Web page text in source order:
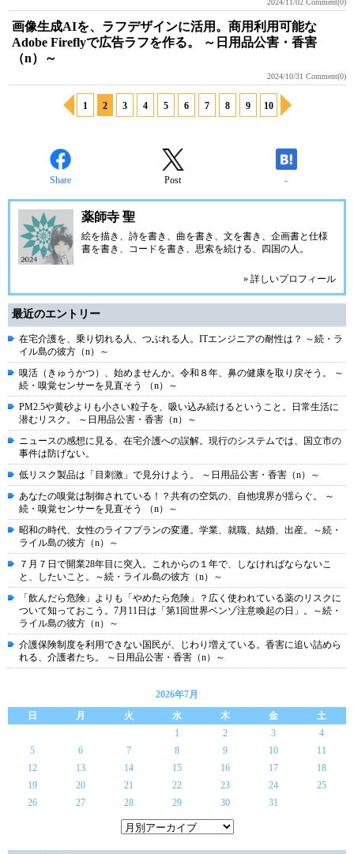
2024/11/02 Comment(0)
画像生成AIを、ラフデザインに活用。商用利用可能な
Adobe Fireflyで広告ラフを作る。 ～日用品公害・香害
（n）～
2024/10/31 Comment(0)
1 2 3 4 5 6 7 8 9 10
Share Post -
薬師寺 聖
絵を描き、詩を書き、曲を書き、文を書き、企画書と仕様
書を書き、コードを書き、思索を続ける、四国の人。
» 詳しいプロフィール
最近のエントリー
在宅介護を、乗り切れる人、つぶれる人。ITエンジニアの耐性は？ ～続・ラ
イル島の彼方（n）～
嗅活（きゅうかつ）、始めませんか。令和８年、鼻の健康を取り戻そう。 ～
続・嗅覚センサーを見直そう （n）～
PM2.5や黄砂よりも小さい粒子を、吸い込み続けるということ。日常生活に
潜むリスク。 ～日用品公害・香害（n）～
ニュースの感想に見る、在宅介護への誤解。現行のシステムでは、国立市の
事件は防げない。
低リスク製品は「目刺激」で見分けよう。 ～日用品公害・香害（n）～
あなたの嗅覚は制御されている！？共有の空気の、自他境界が揺らぐ。 ～
続・嗅覚センサーを見直そう （n）～
昭和の時代、女性のライフプランの変遷。学業、就職、結婚、出産。～続・
ライル島の彼方（n）～
７月７日で開業28年目に突入。これからの１年で、しなければならないこ
と、したいこと。～続・ライル島の彼方（n）～
「飲んだら危険」よりも「やめたら危険」？広く使われている薬のリスクに
ついて知っておこう。7月11日は「第1回世界ベンゾ注意喚起の日」。～続・
ライル島の彼方（n）～
介護保険制度を利用できない国民が、じわり増えている。香害に追い詰めら
れる、介護者たち。 ～日用品公害・香害（n）～
2026年7月
日
月 火 水 木 金
土
1
2 3
4
5
6 7 8 9 10
11
12
13 14 15 16 17
18
19
20 21 22 23 24
25
26
27 28 29 30 31